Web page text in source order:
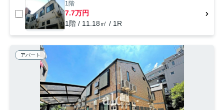
1階
7.7万円
1階 / 11.18㎡ / 1R
アパート